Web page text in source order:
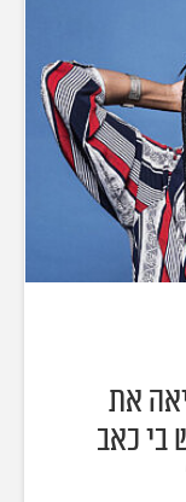
את
בי כאב